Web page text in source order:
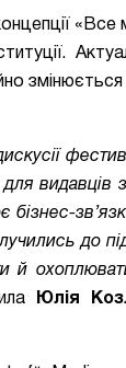
« Все
змінюється
видавців
бізнес-
до
й
Юлія